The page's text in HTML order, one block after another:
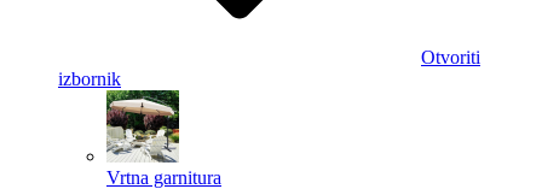
Otvoriti
izbornik
Vrtna garnitura